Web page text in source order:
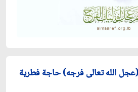
(عجل الله تعالى فرجه) حاجة فطرية